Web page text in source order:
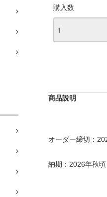
購入数
商品説明
オーダー締切：
納期：2026年秋頃